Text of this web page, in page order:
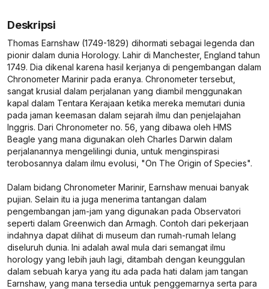
Deskripsi
Thomas Earnshaw (1749-1829) dihormati sebagai legenda dan
pionir dalam dunia Horology. Lahir di Manchester, England tahun
1749. Dia dikenal karena hasil kerjanya di pengembangan dalam
Chronometer Marinir pada eranya. Chronometer tersebut,
sangat krusial dalam perjalanan yang diambil menggunakan
kapal dalam Tentara Kerajaan ketika mereka memutari dunia
pada jaman keemasan dalam sejarah ilmu dan penjelajahan
Inggris. Dari Chronometer no. 56, yang dibawa oleh HMS
Beagle yang mana digunakan oleh Charles Darwin dalam
perjalanannya mengelilingi dunia, untuk menginspirasi
terobosannya dalam ilmu evolusi, "On The Origin of Species".
Dalam bidang Chronometer Marinir, Earnshaw menuai banyak
pujian. Selain itu ia juga menerima tantangan dalam
pengembangan jam-jam yang digunakan pada Observatori
seperti dalam Greenwich dan Armagh. Contoh dari pekerjaan
indahnya dapat dilihat di museum dan rumah-rumah lelang
diseluruh dunia. Ini adalah awal mula dari semangat ilmu
horology yang lebih jauh lagi, ditambah dengan keunggulan
dalam sebuah karya yang itu ada pada hati dalam jam tangan
Earnshaw, yang mana tersedia untuk penggemarnya serta para